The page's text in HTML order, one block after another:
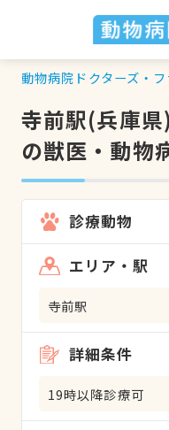
動物病院ドクターズ・
寺前駅(兵庫
の獣医・動物
診療動物
エリア・駅
寺前駅
詳細条件
19時以降診療可